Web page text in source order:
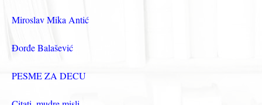
Miroslav Mika Antić
Đorđe Balašević
PESME ZA DECU